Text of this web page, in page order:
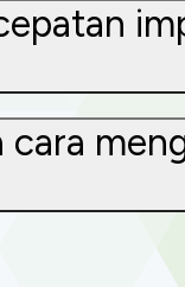
cara
Cookies &